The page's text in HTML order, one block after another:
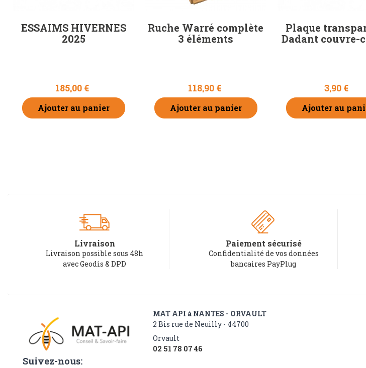
ESSAIMS HIVERNES
2025
185,00 €
Ajouter au panier
Ruche Warré complète
3 éléments
118,90 €
Ajouter au panier
Plaque
Dadant couvre-
3,90 €
Ajouter au
Livraison
Livraison possible sous 48h
avec Geodis & DPD
Paiement sécurisé
Confidentialité de vos données
bancaires PayPlug
Suivez-nous:
MAT API à NANTES - ORVAULT
2 Bis rue de Neuilly - 44700
Orvault
02 51 78 07 46